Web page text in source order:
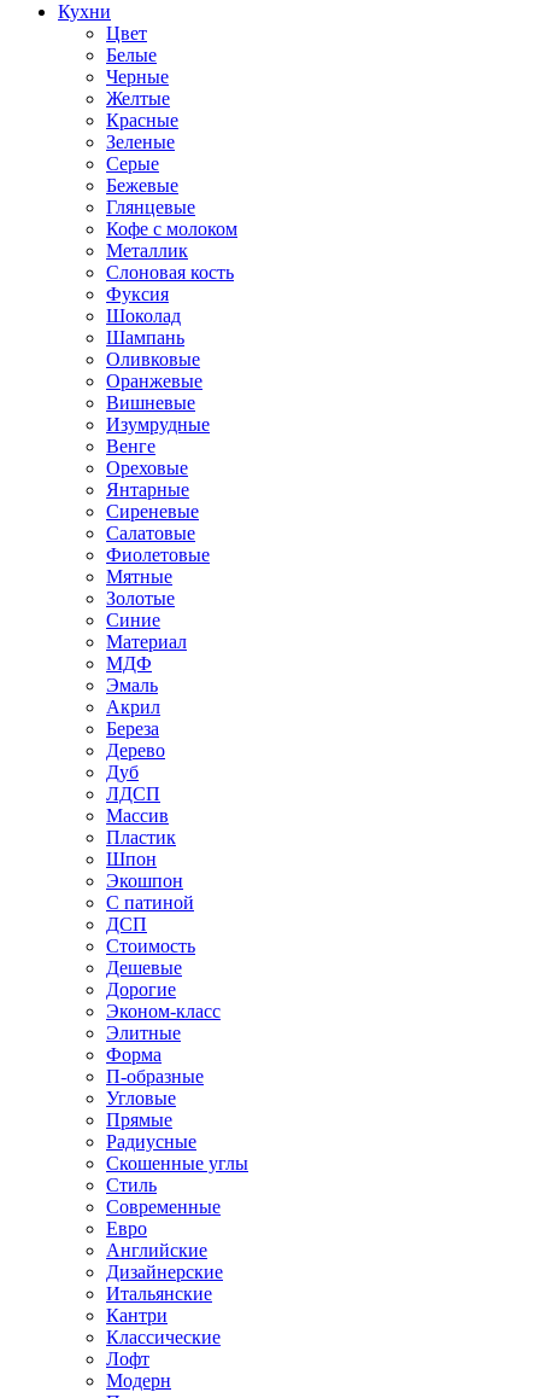
Кухни
Цвет
Белые
Черные
Желтые
Красные
Зеленые
Серые
Бежевые
Глянцевые
Кофе с молоком
Металлик
Слоновая кость
Фуксия
Шоколад
Шампань
Оливковые
Оранжевые
Вишневые
Изумрудные
Венге
Ореховые
Янтарные
Сиреневые
Салатовые
Фиолетовые
Мятные
Золотые
Синие
Материал
МДФ
Эмаль
Акрил
Береза
Дерево
Дуб
ЛДСП
Массив
Пластик
Шпон
Экошпон
С патиной
ДСП
Стоимость
Дешевые
Дорогие
Эконом-класс
Элитные
Форма
П-образные
Угловые
Прямые
Радиусные
Скошенные углы
Стиль
Современные
Евро
Английские
Дизайнерские
Итальянские
Кантри
Классические
Лофт
Модерн